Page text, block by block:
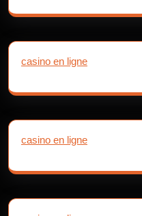
casino en ligne
casino en ligne